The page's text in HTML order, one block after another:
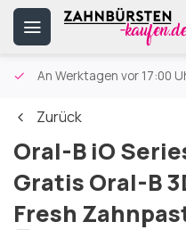
An Werktagen vor 17:00
Zurück
Oral-B iO
Gratis Oral-B
Fresh